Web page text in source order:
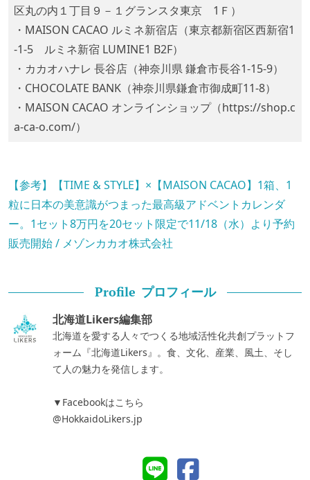
区丸の内１丁目９－１グランスタ東京 1Ｆ）
・MAISON CACAO ルミネ新宿店（東京都新宿区西新宿1
-1-5 ルミネ新宿 LUMINE1 B2F）
・カカオハナレ 長谷店（神奈川県 鎌倉市長谷1-15-9）
・CHOCOLATE BANK（神奈川県鎌倉市御成町11-8）
・MAISON CACAO オンラインショップ（https://shop.c
a-ca-o.com/）
【参考】【TIME & STYLE】×【MAISON CACAO】1箱、1
粒に日本の美意識がつまった最高級アドベントカレンダ
ー。1セット8万円を20セット限定で11/18（水）より予約
販売開始 / メゾンカカオ株式会社
Profile プロフィール
北海道Likers編集部
北海道を愛する人々でつくる地域活性化共創プラットフ
ォーム『北海道Likers』。食、文化、産業、風土、そし
て人の魅力を発信します。
▼Facebookはこちら
@HokkaidoLikers.jp